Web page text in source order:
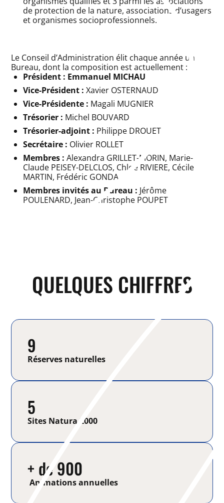
de protection de la nature, associations d’usagers
et organismes socioprofessionnels.
Le Conseil d’Administration élit chaque année un
Bureau, dont la composition est actuellement :
Président : Emmanuel MICHAU
Vice-Président :Xavier OSTERNAUD
Vice-Présidente : Magali MUGNIER
Trésorier : Michel BOUVARD
Trésorier-adjoint : Philippe DROUET
Secrétaire : Olivier ROLLET
Membres :Alexandra GRILLET-MORIN, Marie-
Claude PEISEY-DELCLOS, Chloé RIVIERE, Cécile
MARTIN, Frédéric GONDA
Membres invités au Bureau : Jérôme
POULENARD, Jean-Christophe POUPET
QUELQUES CHIFFRES
9
Réserves naturelles
5
Sites Natura 2000
+ de 900
Animations annuelles